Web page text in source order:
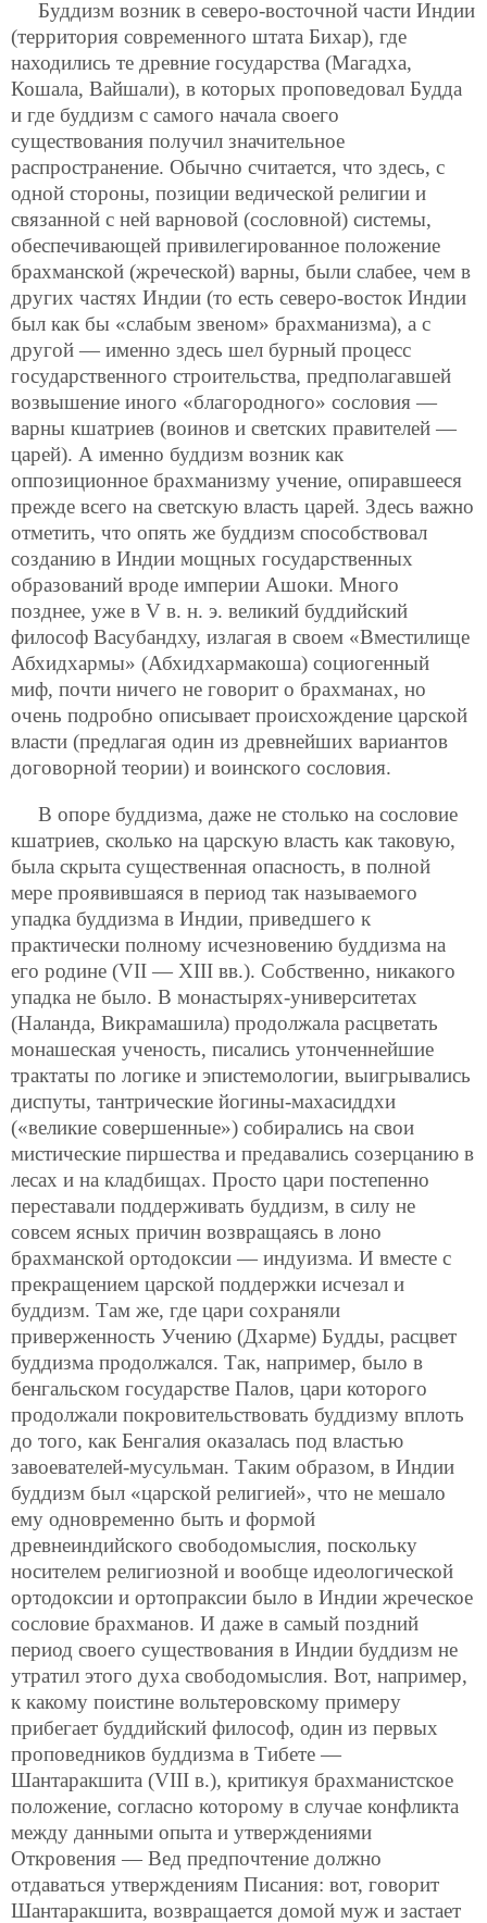
Буддизм возник в северо-восточной части Индии
(территория современного штата Бихар), где
находились те древние государства (Магадха,
Кошала, Вайшали), в которых проповедовал Будда
и где буддизм с самого начала своего
существования получил значительное
распространение. Обычно считается, что здесь, с
одной стороны, позиции ведической религии и
связанной с ней варновой (сословной) системы,
обеспечивающей привилегированное положение
брахманской (жреческой) варны, были слабее, чем в
других частях Индии (то есть северо-восток Индии
был как бы «слабым звеном» брахманизма), а с
другой — именно здесь шел бурный процесс
государственного строительства, предполагавшей
возвышение иного «благородного» сословия —
варны кшатриев (воинов и светских правителей —
царей). А именно буддизм возник как
оппозиционное брахманизму учение, опиравшееся
прежде всего на светскую власть царей. Здесь важно
отметить, что опять же буддизм способствовал
созданию в Индии мощных государственных
образований вроде империи Ашоки. Много
позднее, уже в V в. н. э. великий буддийский
философ Васубандху, излагая в своем «Вместилище
Абхидхармы» (Абхидхармакоша) социогенный
миф, почти ничего не говорит о брахманах, но
очень подробно описывает происхождение царской
власти (предлагая один из древнейших вариантов
договорной теории) и воинского сословия.
В опоре буддизма, даже не столько на сословие
кшатриев, сколько на царскую власть как таковую,
была скрыта существенная опасность, в полной
мере проявившаяся в период так называемого
упадка буддизма в Индии, приведшего к
практически полному исчезновению буддизма на
его родине (VII — XIII вв.). Собственно, никакого
упадка не было. В монастырях-университетах
(Наланда, Викрамашила) продолжала расцветать
монашеская ученость, писались утонченнейшие
трактаты по логике и эпистемологии, выигрывались
диспуты, тантрические йогины-махасиддхи
(«великие совершенные») собирались на свои
мистические пиршества и предавались созерцанию в
лесах и на кладбищах. Просто цари постепенно
переставали поддерживать буддизм, в силу не
совсем ясных причин возвращаясь в лоно
брахманской ортодоксии — индуизма. И вместе с
прекращением царской поддержки исчезал и
буддизм. Там же, где цари сохраняли
приверженность Учению (Дхарме) Будды, расцвет
буддизма продолжался. Так, например, было в
бенгальском государстве Палов, цари которого
продолжали покровительствовать буддизму вплоть
до того, как Бенгалия оказалась под властью
завоевателей-мусульман. Таким образом, в Индии
буддизм был «царской религией», что не мешало
ему одновременно быть и формой
древнеиндийского свободомыслия, поскольку
носителем религиозной и вообще идеологической
ортодоксии и ортопраксии было в Индии жреческое
сословие брахманов. И даже в самый поздний
период своего существования в Индии буддизм не
утратил этого духа свободомыслия. Вот, например,
к какому поистине вольтеровскому примеру
прибегает буддийский философ, один из первых
проповедников буддизма в Тибете —
Шантаракшита (VIII в.), критикуя брахманистское
положение, согласно которому в случае конфликта
между данными опыта и утверждениями
Откровения — Вед предпочтение должно
отдаваться утверждениям Писания: вот, говорит
Шантаракшита, возвращается домой муж и застает